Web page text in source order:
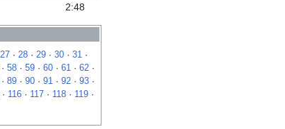
2:48
27 · 28 · 29 · 30 · 31 ·
· 58 · 59 · 60 · 61 · 62 ·
· 89 · 90 · 91 · 92 · 93 ·
· 116 · 117 · 118 · 119 ·